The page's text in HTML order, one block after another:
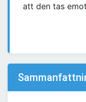
att den tas